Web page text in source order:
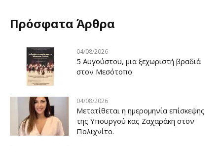
Πρόσφατα Άρθρα
04/08/2026
5 Αυγούστου, μια ξεχωριστή βραδιά
στον Μεσότοπο
04/08/2026
Μετατίθεται η ημερομηνία επίσκεψης
της Υπουργού κας Ζαχαράκη στον
Πολιχνίτο.